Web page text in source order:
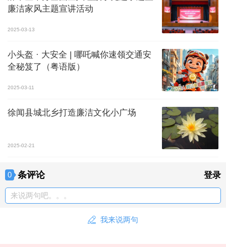
廉洁家风主题宣讲活动
2025-03-13
小头盔 · 大安全 | 哪吒喊你速领交通安
全秘笈了（粤语版）
2025-03-11
徐闻县城北乡打造廉洁文化小广场
2025-02-21
0 条评论 登录
来说两句吧。。。
我来说两句